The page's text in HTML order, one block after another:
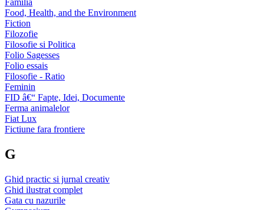
Food, Health, and the Environment
Fiction
Filozofie
Filosofie si Politica
Folio Sagesses
Folio essais
Filosofie - Ratio
Feminin
FID â€“ Fapte, Idei, Documente
Ferma animalelor
Fiat Lux
Fictiune fara frontiere
G
Ghid practic si jurnal creativ
Ghid ilustrat complet
Gata cu nazurile